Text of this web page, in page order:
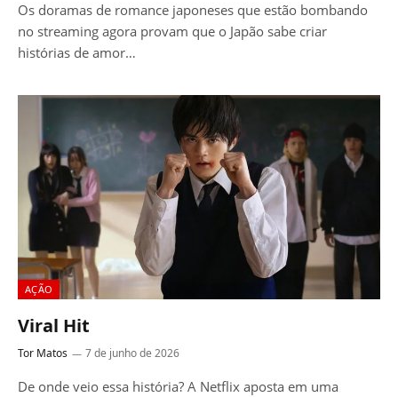
Os doramas de romance japoneses que estão bombando
no streaming agora provam que o Japão sabe criar
histórias de amor…
AÇÃO
Viral Hit
Tor Matos 7 de junho de 2026
De onde veio essa história? A Netflix aposta em uma